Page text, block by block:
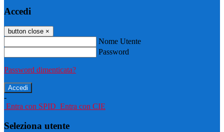
Accedi
button close ×
Nome Utente
Password
Password dimenticata?
-
Entra con SPID Entra con CIE
Seleziona utente